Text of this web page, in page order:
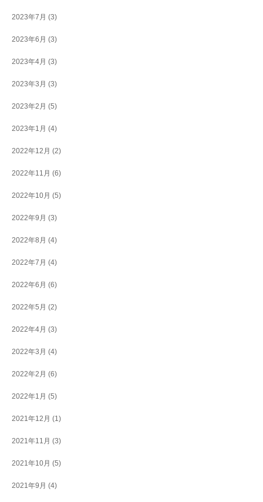
2023年7月 (3)
2023年6月 (3)
2023年4月 (3)
2023年3月 (3)
2023年2月 (5)
2023年1月 (4)
2022年12月 (2)
2022年11月 (6)
2022年10月 (5)
2022年9月 (3)
2022年8月 (4)
2022年7月 (4)
2022年6月 (6)
2022年5月 (2)
2022年4月 (3)
2022年3月 (4)
2022年2月 (6)
2022年1月 (5)
2021年12月 (1)
2021年11月 (3)
2021年10月 (5)
2021年9月 (4)